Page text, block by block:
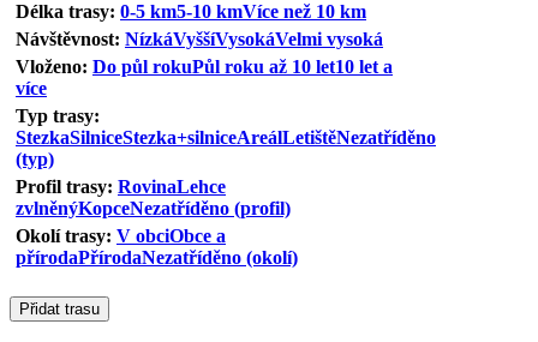
Délka trasy: 0-5 km5-10 kmVíce než 10 km
Návštěvnost: NízkáVyššíVysokáVelmi vysoká
Vloženo: Do půl rokuPůl roku až 10 let10 let a
více
Typ trasy:
StezkaSilniceStezka+silniceAreálLetištěNezatříděno
(typ)
Profil trasy: RovinaLehce
zvlněnýKopceNezatříděno (profil)
Okolí trasy: V obciObce a
přírodaPřírodaNezatříděno (okolí)